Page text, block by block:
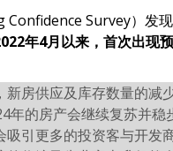
Survey）发
年4月以来，首次出现
房供应及库存数量的减
年的房产会继续复苏并稳
引更多的投资客与开发